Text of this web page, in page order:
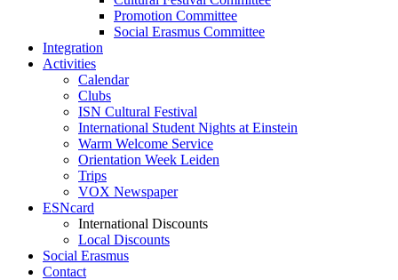
Promotion Committee
Social Erasmus Committee
Integration
Activities
Calendar
Clubs
ISN Cultural Festival
International Student Nights at Einstein
Warm Welcome Service
Orientation Week Leiden
Trips
VOX Newspaper
ESNcard
International Discounts
Local Discounts
Social Erasmus
Contact